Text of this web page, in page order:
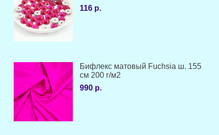
116 р.
Бифлекс матовый Fuchsia ш. 155
см 200 г/м2
990 р.